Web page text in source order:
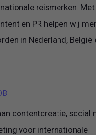
reismerken.
en PR helpen wij
in Nederland, België
contentcreatie, social
voor internationale